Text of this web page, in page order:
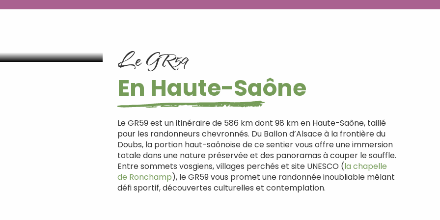
Le GR59
En Haute-Saône
Le GR59 est un itinéraire de 586 km dont 98 km en Haute-Saône, taillé
pour les randonneurs chevronnés. Du Ballon d’Alsace à la frontière du
Doubs, la portion haut-saônoise de ce sentier vous offre une immersion
totale dans une nature préservée et des panoramas à couper le souffle.
Entre sommets vosgiens, villages perchés et site UNESCO (la chapelle
de Ronchamp), le GR59 vous promet une randonnée inoubliable mêlant
défi sportif, découvertes culturelles et contemplation.